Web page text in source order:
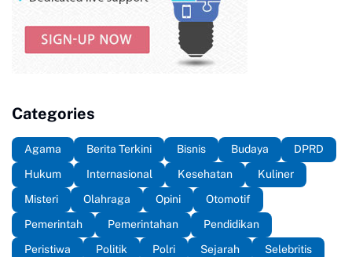
Categories
Agama Berita Terkini Bisnis Budaya
DPRD
Hukum
Internasional Kesehatan
Kuliner
Misteri
Olahraga Opini
Otomotif
Pemerintah
Pemerintahan
Pendidikan
Peristiwa
Politik Polri Sejarah
Selebritis